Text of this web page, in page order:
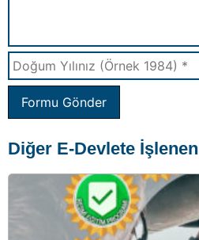
Formu Gönder
Diğer E-Devlete